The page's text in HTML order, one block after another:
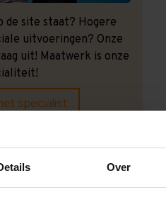
Over
de site staat? Hogere
uitvoeringen? Onze
uit! Maatwerk is onze
specialist
het doen!